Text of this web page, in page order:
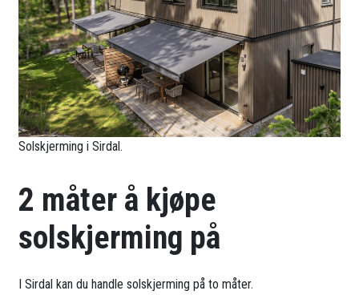
Solskjerming i Sirdal.
2 måter å kjøpe
solskjerming på
I Sirdal kan du handle solskjerming på to måter.